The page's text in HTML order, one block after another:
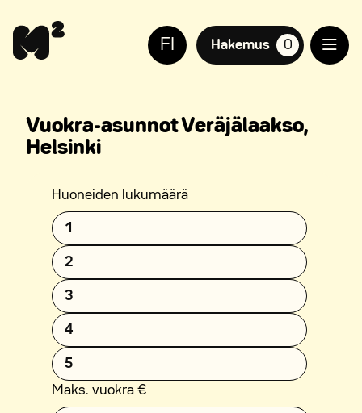
sisältöön
sivuston
käyttöön
FI Hakemus
suosikkiasuntoja,
0
Vuokra-asunnot Veräjälaakso,
Helsinki
Huoneiden lukumäärä
1
2
3
4
5
Maks. vuokra €